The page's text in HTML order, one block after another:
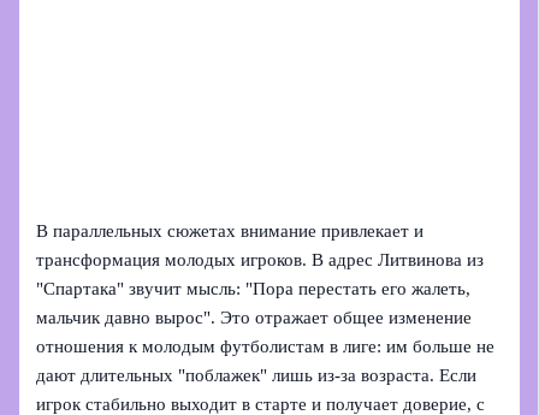
В параллельных сюжетах внимание привлекает и
трансформация молодых игроков. В адрес Литвинова из
"Спартака" звучит мысль: "Пора перестать его жалеть,
мальчик давно вырос". Это отражает общее изменение
отношения к молодым футболистам в лиге: им больше не
дают длительных "поблажек" лишь из-за возраста. Если
игрок стабильно выходит в старте и получает доверие, с